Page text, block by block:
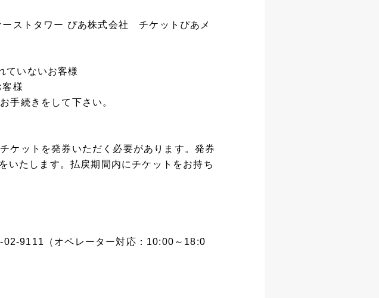
ストタワー ぴあ株式会社 チケットぴあメ
ていないお客様
様
続きをして下さい。
ットを発券いただく必要があります。発券
いたします。払戻期間内にチケットをお持ち
9111（オペレーター対応：10:00～18:0